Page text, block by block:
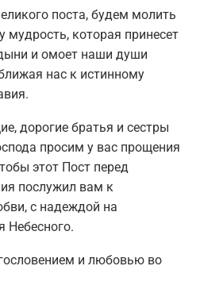
поста, будем молить
мудрость, которая принесет
и омоет наши души
нас к истинному
дорогие братья и сестры
просим у вас прощения
этот Пост перед
послужил вам к
с надеждой на
Небесного.
и любовью во